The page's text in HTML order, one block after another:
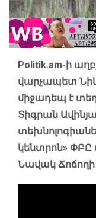
Politik.am-ի
վարչապետ
միջադեպ է
Տիգրան
կենտրոն» ՓԲԸ
Նավակ Ճոճողի